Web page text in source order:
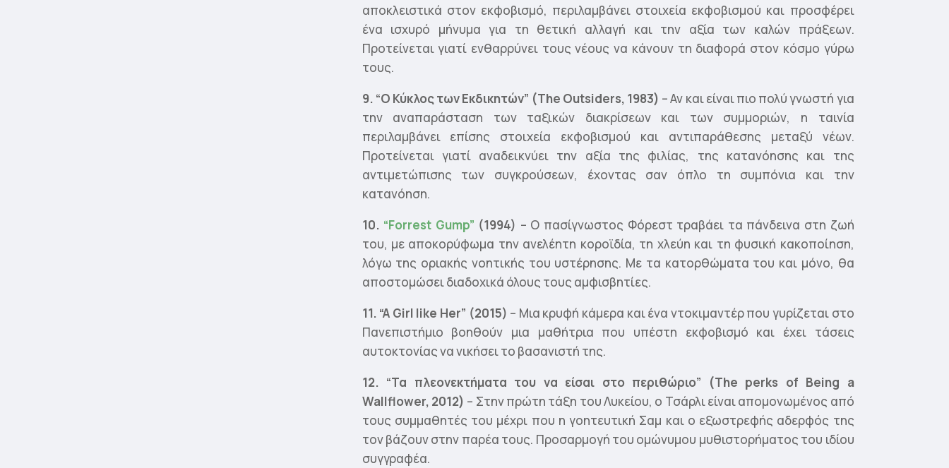
αποκλειστικά στον εκφοβισμό, περιλαμβάνει στοιχεία εκφοβισμού και προσφέρει
ένα ισχυρό μήνυμα για τη θετική αλλαγή και την αξία των καλών πράξεων.
Προτείνεται γιατί ενθαρρύνει τους νέους να κάνουν τη διαφορά στον κόσμο γύρω
τους.
9. “Ο Κύκλος των Εκδικητών” (The Outsiders, 1983) – Αν και είναι πιο πολύ γνωστή για
την αναπαράσταση των ταξικών διακρίσεων και των συμμοριών, η ταινία
περιλαμβάνει επίσης στοιχεία εκφοβισμού και αντιπαράθεσης μεταξύ νέων.
Προτείνεται γιατί αναδεικνύει την αξία της φιλίας, της κατανόησης και της
αντιμετώπισης των συγκρούσεων, έχοντας σαν όπλο τη συμπόνια και την
κατανόηση.
10. “Forrest Gump” (1994) – Ο πασίγνωστος Φόρεστ τραβάει τα πάνδεινα στη ζωή
του, με αποκορύφωμα την ανελέητη κοροϊδία, τη χλεύη και τη φυσική κακοποίηση,
λόγω της οριακής νοητικής του υστέρησης. Με τα κατορθώματα του και μόνο, θα
αποστομώσει διαδοχικά όλους τους αμφισβητίες.
11. “A Girl like Her” (2015) – Μια κρυφή κάμερα και ένα ντοκιμαντέρ που γυρίζεται στο
Πανεπιστήμιο βοηθούν μια μαθήτρια που υπέστη εκφοβισμό και έχει τάσεις
αυτοκτονίας να νικήσει το βασανιστή της.
12. “Τα πλεονεκτήματα του να είσαι στο περιθώριο” (The perks of Being a
Wallflower, 2012) – Στην πρώτη τάξη του Λυκείου, ο Τσάρλι είναι απομονωμένος από
τους συμμαθητές του μέχρι που η γοητευτική Σαμ και ο εξωστρεφής αδερφός της
τον βάζουν στην παρέα τους. Προσαρμογή του ομώνυμου μυθιστορήματος του ιδίου
συγγραφέα.